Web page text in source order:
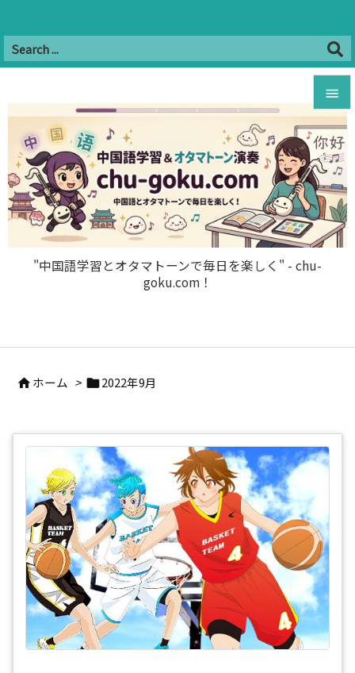
"中国語学習とオタマトーンで毎日を楽しく" - chu-
goku.com！


メニュ

サイド

前へ
RSS Feedly
 ホーム > 2022年9月